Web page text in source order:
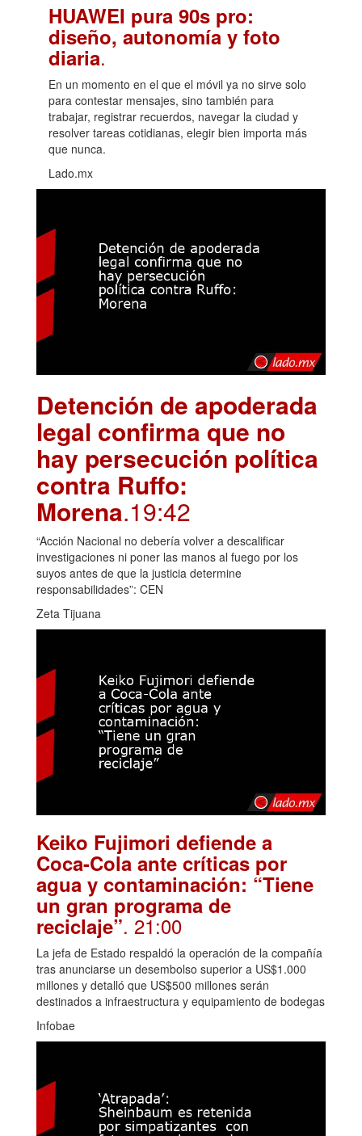
HUAWEI pura 90s pro:
diseño, autonomía y foto
diaria.
En un momento en el que el móvil ya no sirve solo
para contestar mensajes, sino también para
trabajar, registrar recuerdos, navegar la ciudad y
resolver tareas cotidianas, elegir bien importa más
que nunca.
Lado.mx
Detención de apoderada
legal confirma que no
hay persecución política
contra Ruffo:
Morena.19:42
“Acción Nacional no debería volver a descalificar
investigaciones ni poner las manos al fuego por los
suyos antes de que la justicia determine
responsabilidades”: CEN
Zeta Tijuana
Keiko Fujimori defiende a
Coca-Cola ante críticas por
agua y contaminación: “Tiene
un gran programa de
reciclaje”. 21:00
La jefa de Estado respaldó la operación de la compañía
tras anunciarse un desembolso superior a US$1.000
millones y detalló que US$500 millones serán
destinados a infraestructura y equipamiento de bodegas
Infobae